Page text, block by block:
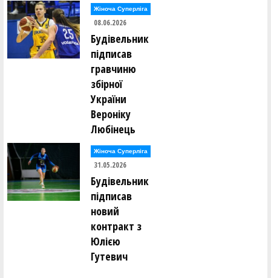
Жіноча Суперліга
08.06.2026
Будівельник
підписав
гравчиню
збірної
України
Вероніку
Любінець
Жіноча Суперліга
31.05.2026
Будівельник
підписав
новий
контракт з
Юлією
Гутевич